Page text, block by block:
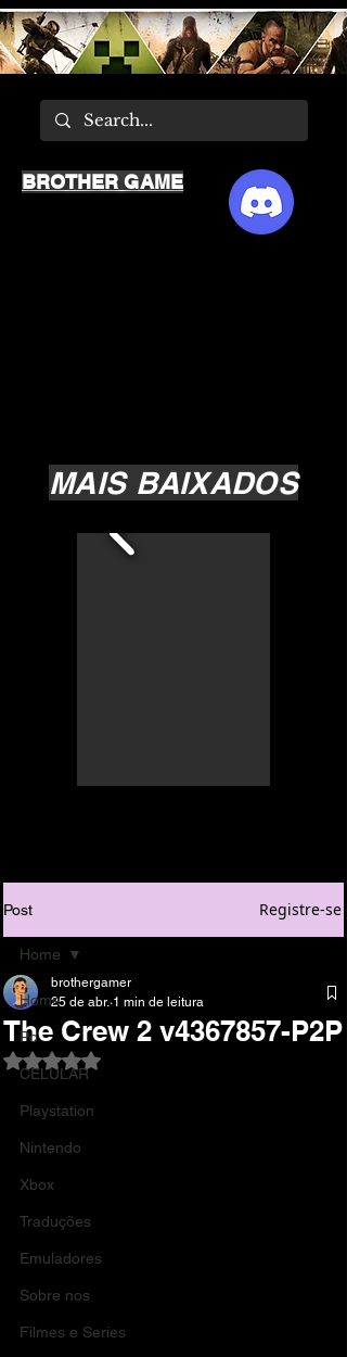
MAIS BAIXADOS
BROTHER GAME
Post Registre-se
Home
Pc
CELULAR
Playstation
Nintendo
Xbox
Traduções
Emuladores
Sobre nos
Filmes e Series
Home
The Crew 2 v4367857-P2P
brothergamer
25 de abr. 1 min de leitura
Avaliado com NaN de 5 estrelas.